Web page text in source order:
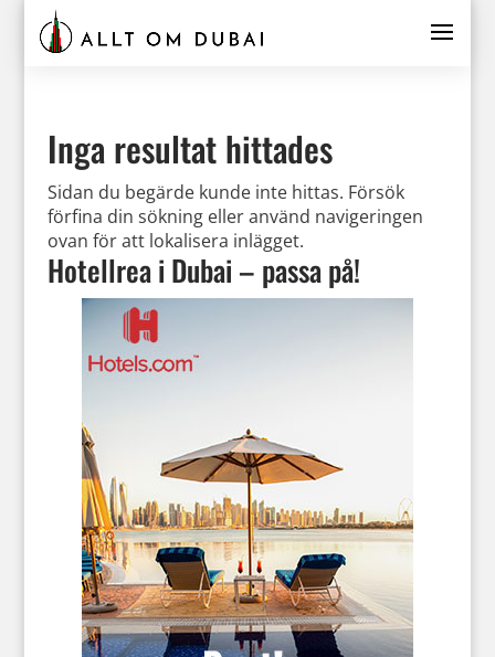
Inga resultat hittades
Sidan du begärde kunde inte hittas. Försök
förfina din sökning eller använd navigeringen
ovan för att lokalisera inlägget.
Hotellrea i Dubai – passa på!